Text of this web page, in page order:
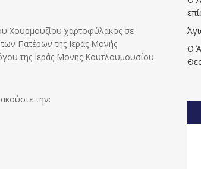
Χουρμουζίου χαρτοφύλακος σε
Πατέρων της Ιεράς Μονής
της Ιεράς Μονής Κουτλουμουσίου
την:
Ο